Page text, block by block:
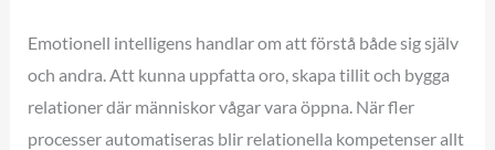
Emotionell intelligens handlar om att förstå både sig själv
och andra. Att kunna uppfatta oro, skapa tillit och bygga
relationer där människor vågar vara öppna. När fler
processer automatiseras blir relationella kompetenser allt